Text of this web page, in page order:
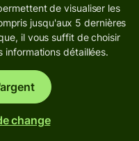
de visualiser les
jusqu'aux 5 dernières
il vous suffit de choisir
informations détaillées.
change